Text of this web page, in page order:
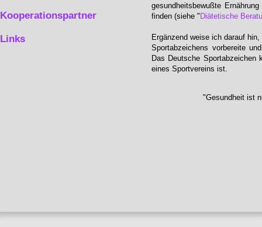
Kooperationspartner
Links
gesundheitsbewußte
finden (siehe " Diätetische
Ergänzend weise ich darauf
Sportabzeichens vorbereite
Das Deutsche Sportabzeichen
eines Sportvereins ist.
"Gesundheit ist